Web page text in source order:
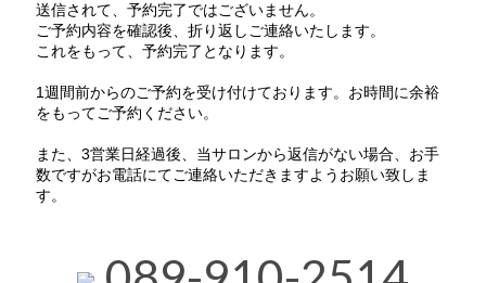
送信されて、予約完了ではございません。
ご予約内容を確認後、折り返しご連絡いたします。
これをもって、予約完了となります。
1週間前からのご予約を受け付けております。お時間に余裕
をもってご予約ください。
また、3営業日経過後、当サロンから返信がない場合、お手
数ですがお電話にてご連絡いただきますようお願い致しま
す。